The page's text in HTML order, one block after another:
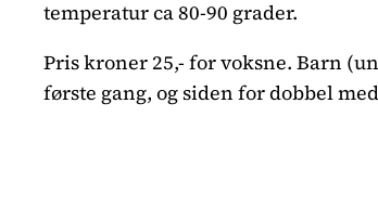
temperatur ca 80-90 grader.
Pris kroner 25,- for voksne. Barn
første gang, og siden for dobbel